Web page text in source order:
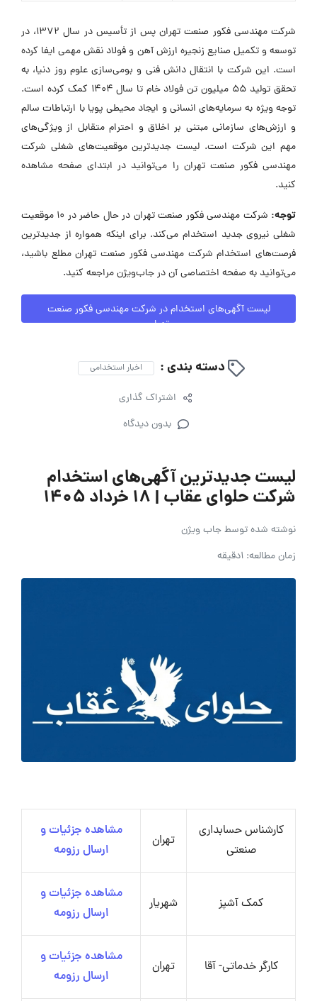
شرکت مهندسی فکور صنعت تهران پس از تأسیس در سال ۱۳۷۲، در
توسعه و تکمیل صنایع زنجیره ارزش آهن و فولاد نقش مهمی ایفا کرده
است. این شرکت با انتقال دانش فنی و بومی‌سازی علوم روز دنیا، به
تحقق تولید ۵۵ میلیون تن فولاد خام تا سال ۱۴۰۴ کمک کرده است.
توجه ویژه به سرمایه‌های انسانی و ایجاد محیطی پویا با ارتباطات سالم
و ارزش‌های سازمانی مبتنی بر اخلاق و احترام متقابل از ویژگی‌های
مهم این شرکت است. لیست جدیدترین موقعیت‌های شغلی شرکت
مهندسی فکور صنعت تهران را می‌توانید در ابتدای صفحه مشاهده
کنید.
توجه:
شرکت مهندسی فکور صنعت تهران در حال حاضر در ۱۰ موقعیت
شغلی نیروی جدید استخدام می‌کند. برای اینکه همواره از جدیدترین
فرصت‌های استخدام شرکت مهندسی فکور صنعت تهران مطلع باشید،
می‌توانید به صفحه اختصاصی آن در جاب‌ویژن مراجعه کنید.
لیست آگهی‌های استخدام در شرکت مهندسی فکور صنعت
تهران
دسته بندی : اخبار استخدامی
اشتراک گذاری
بدون دیدگاه
لیست جدیدترین آگهی‌های استخدام
شرکت حلوای عقاب | ۱۸ خرداد ۱۴۰۵
نوشته شده توسطجاب ویژن
زمان مطالعه: 1دقیقه
کارشناس حسابداری
صنعتی
تهران
مشاهده جزئیات و
ارسال رزومه
کمک آشپز شهریار
مشاهده جزئیات و
ارسال رزومه
کارگر خدماتی- آقا تهران
مشاهده جزئیات و
ارسال رزومه